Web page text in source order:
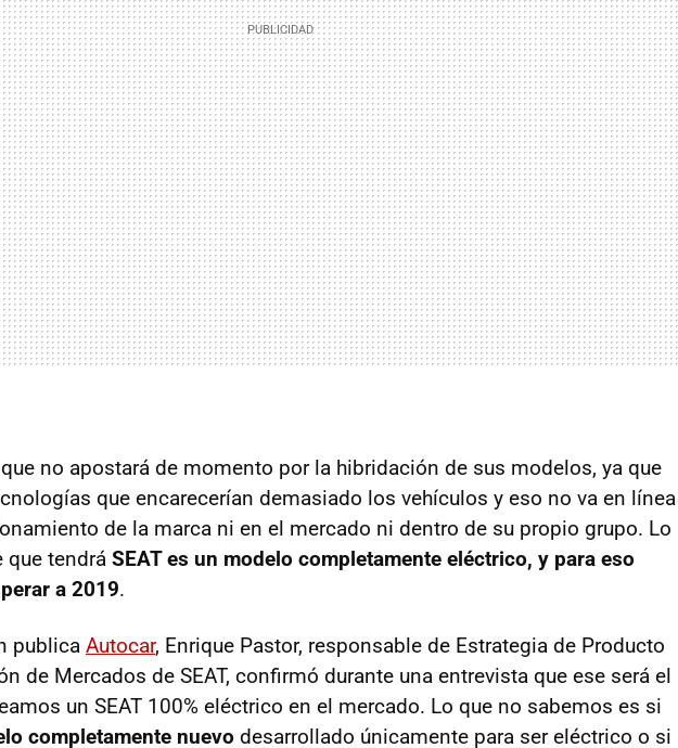
que no apostará de momento por la hibridación de sus modelos, ya que
que encarecerían demasiado los vehículos y eso no va en línea
de la marca ni en el mercado ni dentro de su propio grupo. Lo
que tendrá SEAT es un modelo completamente eléctrico, y para eso
a 2019.
publica Autocar, Enrique Pastor, responsable de Estrategia de Producto
de Mercados de SEAT, confirmó durante una entrevista que ese será el
un SEAT 100% eléctrico en el mercado. Lo que no sabemos es si
completamente nuevo desarrollado únicamente para ser eléctrico o si